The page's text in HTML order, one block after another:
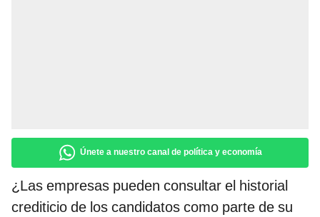
Únete a nuestro canal de política y economía
¿Las empresas pueden consultar el historial
crediticio de los candidatos como parte de su